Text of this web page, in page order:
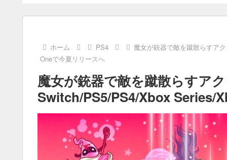
ホーム PS4
魔女が銃器で敵を蹴散らすア
Oneで今夏リリースへ
魔女が銃器で敵を蹴散らすア
Switch/PS5/PS4/Xbox Series/